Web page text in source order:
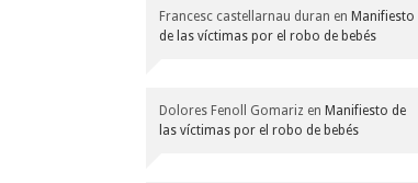
Francesc castellarnau duran en Manifiesto
de las víctimas por el robo de bebés
Dolores Fenoll Gomariz en Manifiesto de
las víctimas por el robo de bebés